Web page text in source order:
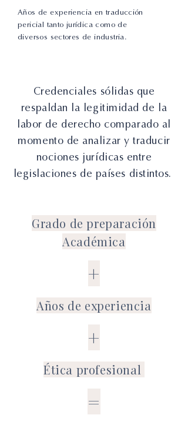
Años de experiencia en traducción
pericial tanto jurídica como de
diversos sectores de industria.
Credenciales sólidas que
respaldan la legitimidad de la
labor de derecho comparado al
momento de analizar y traducir
nociones jurídicas entre
legislaciones de países distintos.
Grado de preparación
Académica
+
Años de experiencia
+
Ética profesional
=